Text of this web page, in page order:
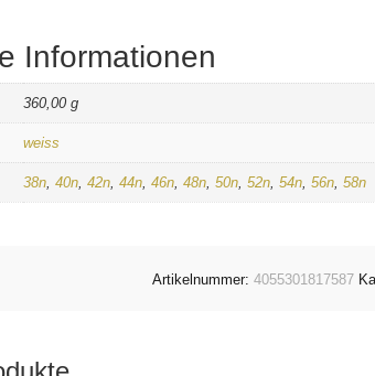
Informationen
360,00 g
weiss
38n, 40n, 42n, 44n, 46n, 48n, 50n, 52n, 54n, 56n, 58n
Artikelnummer: 4055301817587